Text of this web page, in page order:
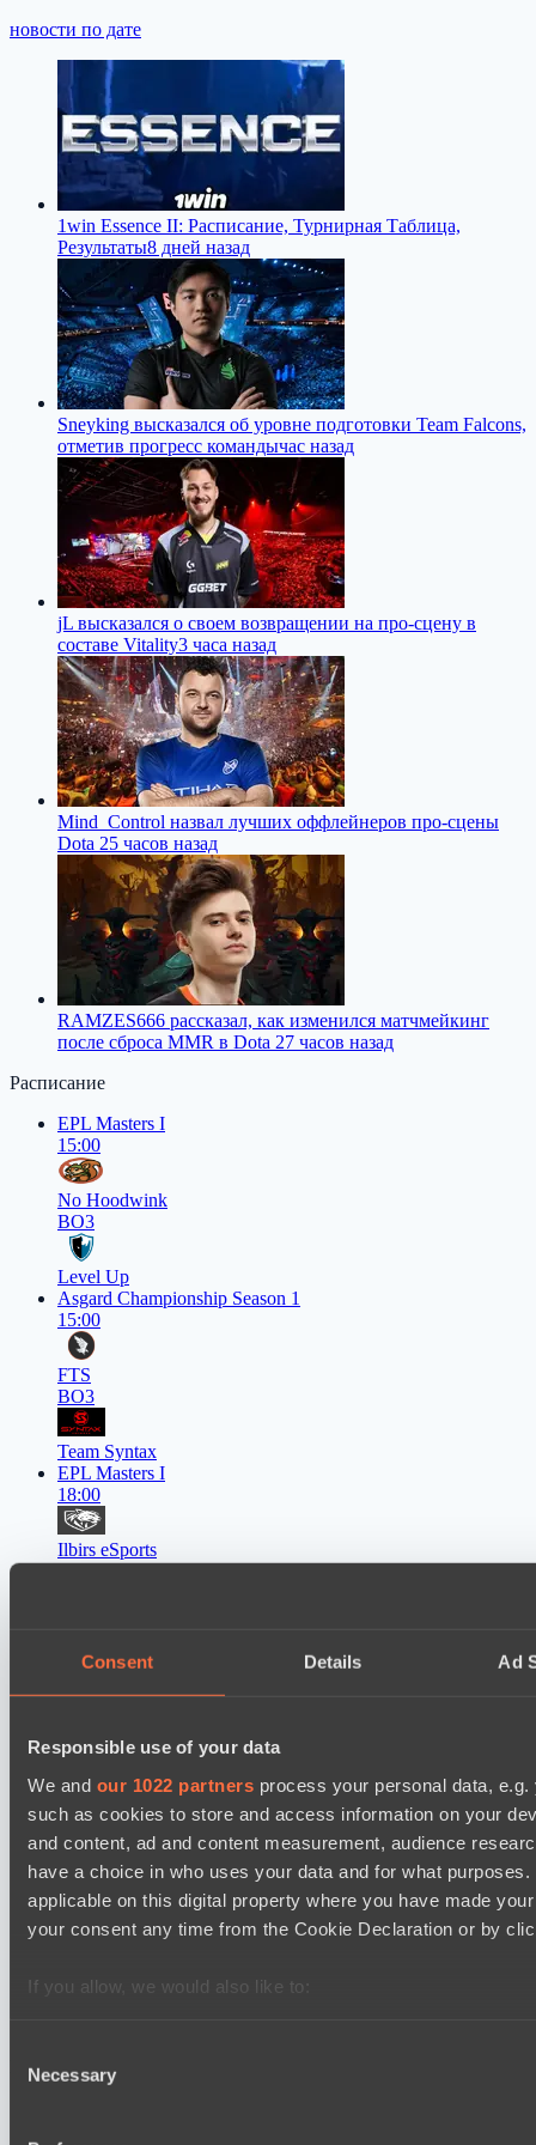
Consent Details Ad
Responsible use of your data
We and our 1022 partners process your personal data,
such as cookies to store and access information on your
and content, ad and content measurement, audience
have a choice in who uses your data and for what
applicable on this digital property where you have made
your consent any time from the Cookie Declaration or by
If you allow, we would also like to:
Identify your device by actively scanning it for
section
Selection
Necessary
новости по дате
1win Essence II: Расписание, Турнирная Таблица,
Результаты8 дней назад
Sneyking высказался об уровне подготовки Team Falcons,
отметив прогресс командычас назад
jL высказался о своем возвращении на про-сцену в
составе Vitality3 часа назад
Mind_Control назвал лучших оффлейнеров про-сцены
Dota 25 часов назад
RAMZES666 рассказал, как изменился матчмейкинг
после сброса MMR в Dota 27 часов назад
Расписание
EPL Masters I
15:00
No Hoodwink
BO3
Level Up
Asgard Championship Season 1
15:00
FTS
BO3
Team Syntax
EPL Masters I
18:00
Ilbirs eSports
09:00
BO3
EPL Masters I
12:00
Ilbirs eSports
BO3
Team Syntax
Последние результаты